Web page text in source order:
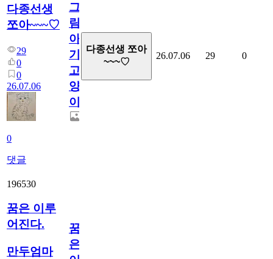
다종선생
쪼아~~~♡
29
0
0
26.07.06
0
댓글
그
림...
아
기
고
양
이
다종선생 쪼아
~~~♡
26.07.06 29 0
196530
꿈은 이루
어진다.
만두엄마
꿈
은